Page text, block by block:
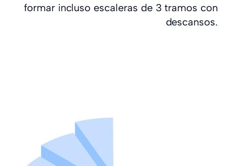
formar incluso escaleras de 3 tramos con
descansos.